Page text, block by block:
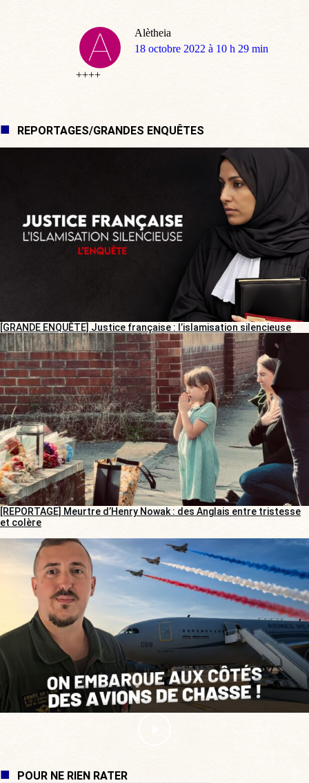
Alètheia
dit
18 octobre 2022 à 10 h 29 min
++++
REPORTAGES/GRANDES ENQUÊTES
[GRANDE ENQUÊTE] Justice française : l’islamisation silencieuse
[REPORTAGE] Meurtre d’Henry Nowak : des Anglais entre tristesse
et colère
POUR NE RIEN RATER